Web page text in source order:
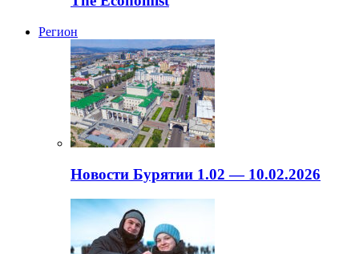
Регион
Новости Бурятии 1.02 — 10.02.2026